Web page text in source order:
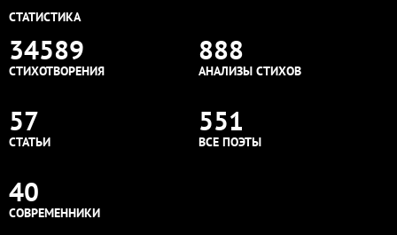
СТАТИСТИКА
34589
СТИХОТВОРЕНИЯ
888
АНАЛИЗЫ СТИХОВ
57
СТАТЬИ
551
ВСЕ ПОЭТЫ
40
СОВРЕМЕННИКИ